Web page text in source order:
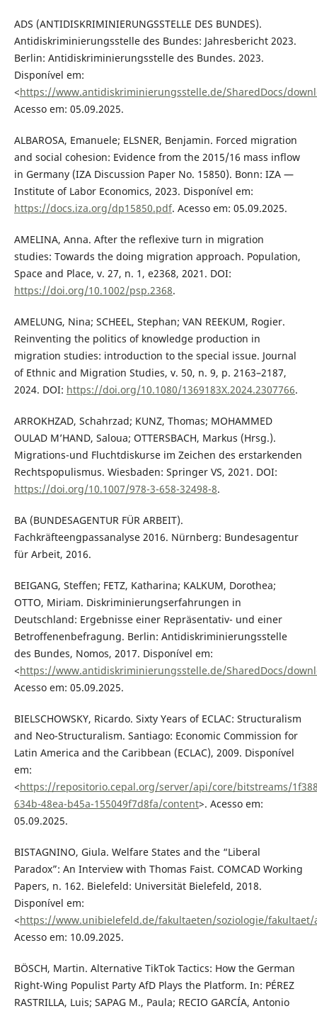
ADS (ANTIDISKRIMINIERUNGSSTELLE DES BUNDES).
Antidiskriminierungsstelle des Bundes: Jahresbericht 2023.
Berlin: Antidiskriminierungsstelle des Bundes. 2023.
Disponível em:
<https://www.antidiskriminierungsstelle.de/SharedDocs/
Acesso em: 05.09.2025.
ALBAROSA, Emanuele; ELSNER, Benjamin. Forced migration
and social cohesion: Evidence from the 2015/16 mass inflow
in Germany (IZA Discussion Paper No. 15850). Bonn: IZA —
Institute of Labor Economics, 2023. Disponível em:
https://docs.iza.org/dp15850.pdf. Acesso em: 05.09.2025.
AMELINA, Anna. After the reflexive turn in migration
studies: Towards the doing migration approach. Population,
Space and Place, v. 27, n. 1, e2368, 2021. DOI:
https://doi.org/10.1002/psp.2368.
AMELUNG, Nina; SCHEEL, Stephan; VAN REEKUM, Rogier.
Reinventing the politics of knowledge production in
migration studies: introduction to the special issue. Journal
of Ethnic and Migration Studies, v. 50, n. 9, p. 2163–2187,
2024. DOI: https://doi.org/10.1080/1369183X.2024.2307766.
ARROKHZAD, Schahrzad; KUNZ, Thomas; MOHAMMED
OULAD M’HAND, Saloua; OTTERSBACH, Markus (Hrsg.).
Migrations-und Fluchtdiskurse im Zeichen des erstarkenden
Rechtspopulismus. Wiesbaden: Springer VS, 2021. DOI:
https://doi.org/10.1007/978-3-658-32498-8.
BA (BUNDESAGENTUR FÜR ARBEIT).
Fachkräfteengpassanalyse 2016. Nürnberg: Bundesagentur
für Arbeit, 2016.
BEIGANG, Steffen; FETZ, Katharina; KALKUM, Dorothea;
OTTO, Miriam. Diskriminierungserfahrungen in
Deutschland: Ergebnisse einer Repräsentativ- und einer
Betroffenenbefragung. Berlin: Antidiskriminierungsstelle
des Bundes, Nomos, 2017. Disponível em:
<https://www.antidiskriminierungsstelle.de/SharedDocs/
Acesso em: 05.09.2025.
BIELSCHOWSKY, Ricardo. Sixty Years of ECLAC: Structuralism
and Neo-Structuralism. Santiago: Economic Commission for
Latin America and the Caribbean (ECLAC), 2009. Disponível
em:
<https://repositorio.cepal.org/server/api/core/bitstreams/
634b-48ea-b45a-155049f7d8fa/content>. Acesso em:
05.09.2025.
BISTAGNINO, Giula. Welfare States and the “Liberal
Paradox”: An Interview with Thomas Faist. COMCAD Working
Papers, n. 162. Bielefeld: Universität Bielefeld, 2018.
Disponível em:
<https://www.unibielefeld.de/fakultaeten/soziologie/
Acesso em: 10.09.2025.
BÖSCH, Martin. Alternative TikTok Tactics: How the German
Right-Wing Populist Party AfD Plays the Platform. In: PÉREZ
RASTRILLA, Luis; SAPAG M., Paula; RECIO GARCÍA, Antonio